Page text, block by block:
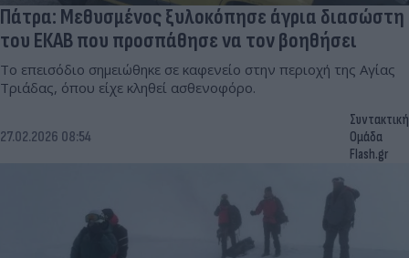
Πάτρα: Μεθυσμένος ξυλοκόπησε άγρια διασώστη
του ΕΚΑΒ που προσπάθησε να τον βοηθήσει
Το επεισόδιο σημειώθηκε σε καφενείο στην περιοχή της Αγίας
Τριάδας, όπου είχε κληθεί ασθενοφόρο.
27.02.2026 08:54
Συντακτική
Ομάδα
Flash.gr